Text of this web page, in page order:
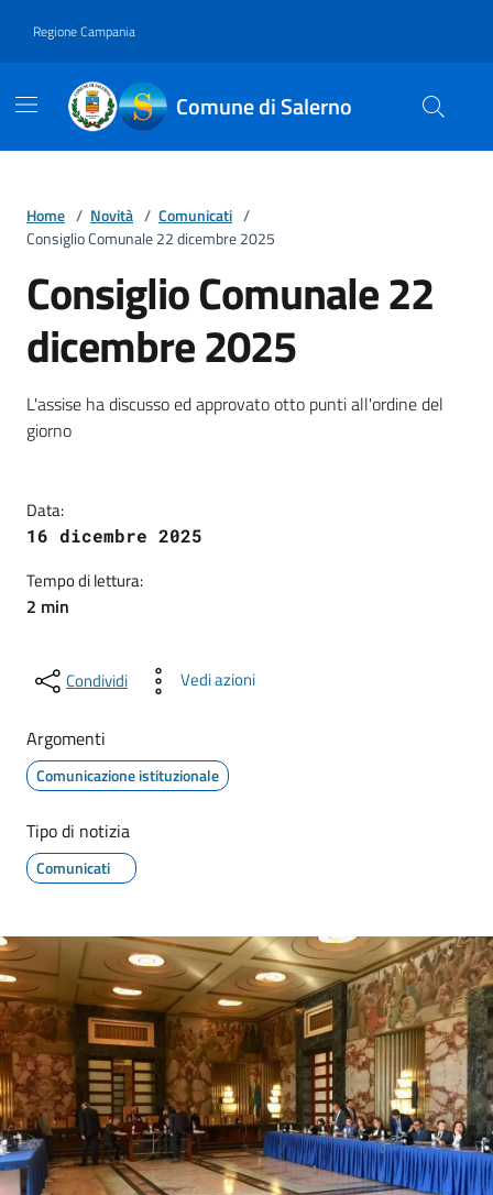
Regione Campania
Comune di Salerno
Home / Novità / Comunicati /
Consiglio Comunale 22 dicembre 2025
Consiglio Comunale 22
dicembre 2025
Dettagli della notizia
L'assise ha discusso ed approvato otto punti all'ordine del
giorno
Data:
16 dicembre 2025
Tempo di lettura:
2 min
Condividi Vedi azioni
Argomenti
Comunicazione istituzionale
Tipo di notizia
Comunicati